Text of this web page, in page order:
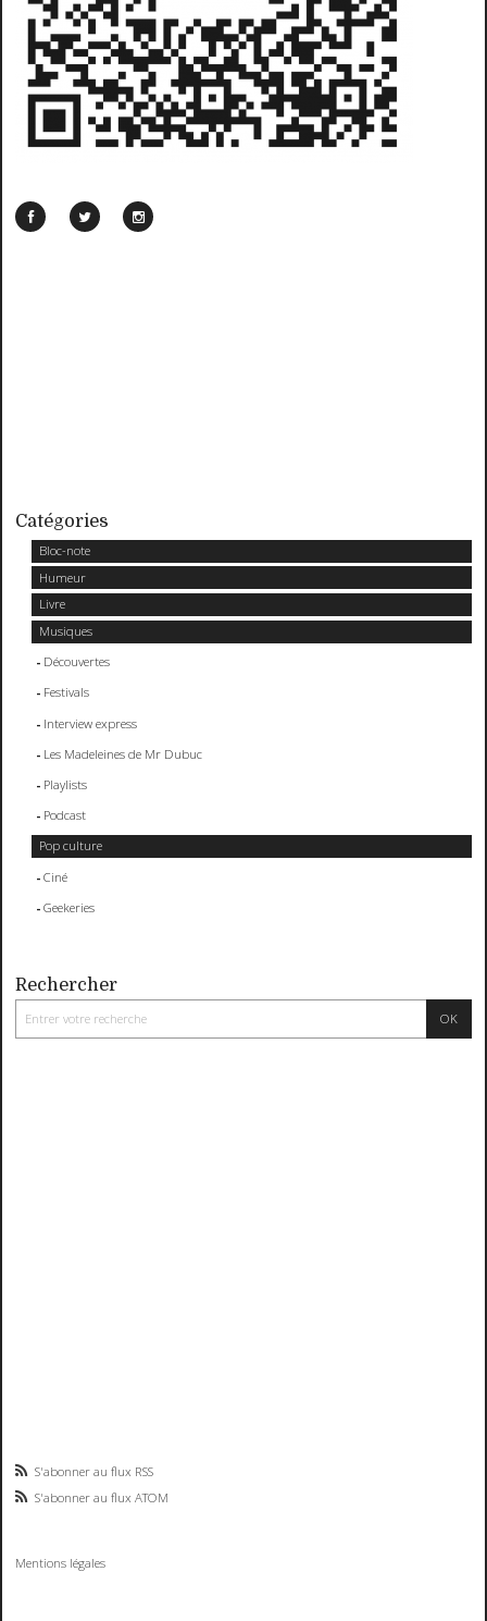
Catégories
Bloc-note
Humeur
Livre
Musiques
Découvertes
Festivals
Interview express
Les Madeleines de Mr Dubuc
Playlists
Podcast
Pop culture
Ciné
Geekeries
Rechercher
S'abonner au flux RSS
S'abonner au flux ATOM
Mentions légales